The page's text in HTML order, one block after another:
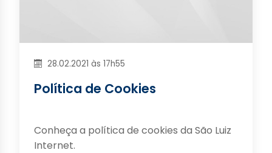
28.02.2021 às 17h55
Política de Cookies
Conheça a política de cookies da São Luiz
Internet.